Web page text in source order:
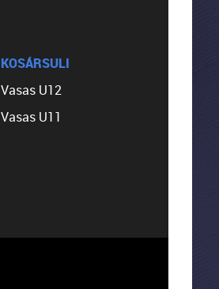
KOSÁRSULI
Vasas U12
Vasas U11